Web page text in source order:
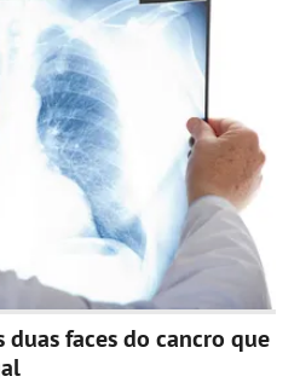
faces do cancro que